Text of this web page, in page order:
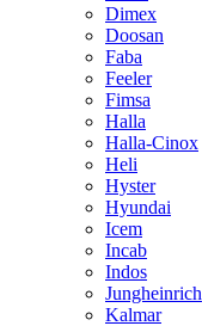
Dimex
Doosan
Faba
Feeler
Fimsa
Halla
Halla-Cinox
Heli
Hyster
Hyundai
Icem
Incab
Indos
Jungheinrich
Kalmar